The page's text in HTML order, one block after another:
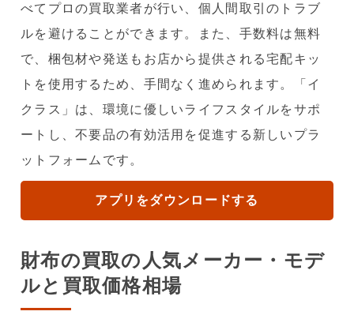
べてプロの買取業者が行い、個人間取引のトラブ
ルを避けることができます。また、手数料は無料
で、梱包材や発送もお店から提供される宅配キッ
トを使用するため、手間なく進められます。「イ
クラス」は、環境に優しいライフスタイルをサポ
ートし、不要品の有効活用を促進する新しいプラ
ットフォームです。
アプリをダウンロードする
財布の買取の人気メーカー・モデ
ルと買取価格相場